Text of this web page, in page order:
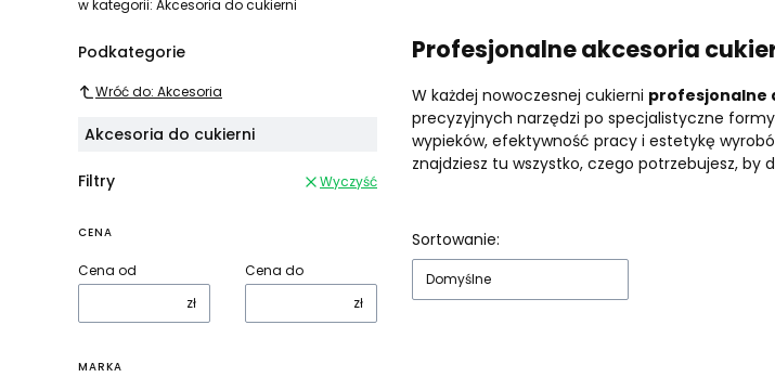
w kategorii: Akcesoria do cukierni
Podkategorie
Wróć do: Akcesoria
Akcesoria do cukierni
Filtry Wyczyść
CENA
Cena od
zł
Cena do
zł
MARKA
Profesjonalne akcesoria
W każdej nowoczesnej cukierni profesjonalne
precyzyjnych narzędzi po specjalistyczne
wypieków, efektywność pracy i estetykę
znajdziesz tu wszystko, czego potrzebujesz, by
Lista produktów
Sortowanie:
Domyślne